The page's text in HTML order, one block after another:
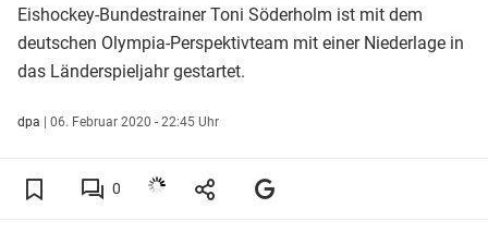
Eishockey-Bundestrainer Toni Söderholm ist mit dem
deutschen Olympia-Perspektivteam mit einer Niederlage in
das Länderspieljahr gestartet.
dpa | 06. Februar 2020 - 22:45 Uhr
0